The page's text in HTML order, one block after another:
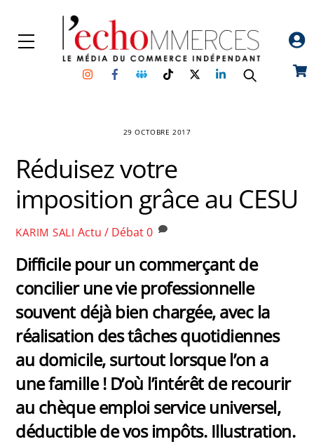
content
Menu
InstagramFacebookGroupe
Facebook
TikTokTwitterLinkedin
29 OCTOBRE 2017
Réduisez votre
imposition grâce au CESU
KARIM SALI Actu / Débat0
Difficile pour un commerçant de
concilier une vie professionnelle
souvent déjà bien chargée, avec la
réalisation des tâches quotidiennes
au domicile, surtout lorsque l’on a
une famille ! D’où l’intérêt de recourir
au chèque emploi service universel,
déductible de vos impôts. Illustration.